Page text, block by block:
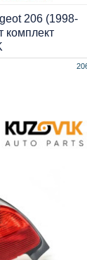
206 (1998-
комплект